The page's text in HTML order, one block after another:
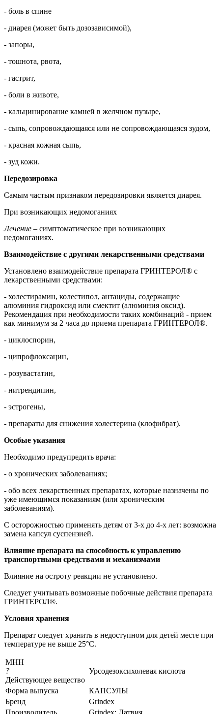
- боль в спине
- диарея (может быть дозозависимой),
- запоры,
- тошнота, рвота,
- гастрит,
- боли в животе,
- кальцинирование камней в желчном пузыре,
- сыпь, сопровождающаяся или не сопровождающаяся зудом,
- красная кожная сыпь,
- зуд кожи.
Передозировка
Самым частым признаком передозировки является диарея.
При возникающих недомоганиях
Лечение – симптоматическое при возникающих
недомоганиях.
Взаимодействие с другими лекарственными средствами
Установлено взаимодействие препарата ГРИНТЕРОЛ® с
лекарственными средствами:
- холестирамин, колестипол, антациды, содержащие
алюминия гидроксид или смектит (алюминия оксид).
Рекомендация при необходимости таких комбинаций - прием
как минимум за 2 часа до приема препарата ГРИНТЕРОЛ®.
- циклоспорин,
- ципрофлоксацин,
- розувастатин,
- нитрендипин,
- эстрогены,
- препараты для снижения холестерина (клофибрат).
Особые указания
Необходимо предупредить врача:
- о хронических заболеваниях;
- обо всех лекарственных препаратах, которые назначены по
уже имеющимся показаниям (или хроническим
заболеваниям).
С осторожностью применять детям от 3-х до 4-х лет: возможна
замена капсул суспензией.
Влияние препарата на способность к управлению
транспортными средствами и механизмами
Влияние на остроту реакции не установлено.
Следует учитывать возможные побочные действия препарата
ГРИНТЕРОЛ®.
Условия хранения
Препарат следует хранить в недоступном для детей месте при
температуре не выше 25°С.
МНН
?
Действующее вещество
Урсодезоксихолевая кислота
Форма выпуска
КАПСУЛЫ
Бренд
Grindex
Производитель
Grindex; Латвия